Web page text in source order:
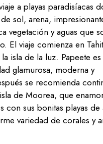
a playas paradisíacas
sol, arena,
vegetación y aguas que
El viaje comienza en
isla de la luz. Papeete es
glamurosa, moderna y
se recomienda
de Moorea, que
con sus bonitas playas de
variedad de corales y